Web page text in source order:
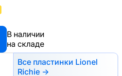
В наличии
на складе
Все пластинки Lionel
Richie →